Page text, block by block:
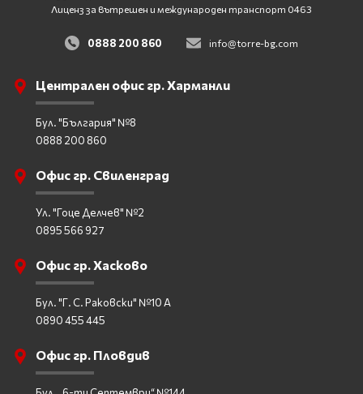
Лиценз за вътрешен и международен транспорт 0463
0888 200 860 info@torre-bg.com
Централен офис гр. Харманли
Бул. "България" №8
0888 200 860
Офис гр. Свиленград
Ул. "Гоце Делчев" №2
0895 566 927
Офис гр. Хасково
Бул. "Г. С. Раковски" №10 А
0890 455 445
Офис гр. Пловдив